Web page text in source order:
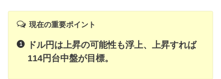
現在の重要ポイント
ドル円は上昇の可能性も浮上、上昇すれば
114円台中盤が目標。